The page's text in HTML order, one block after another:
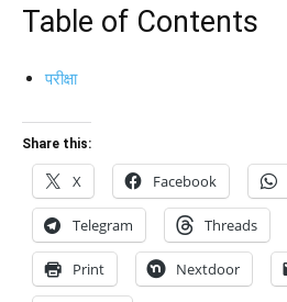
Table of Contents
परीक्षा
Share this:
X Facebook
Telegram Threads
Print Nextdoor